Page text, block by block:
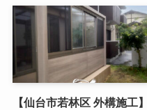
【仙台市若林区 外構施工】